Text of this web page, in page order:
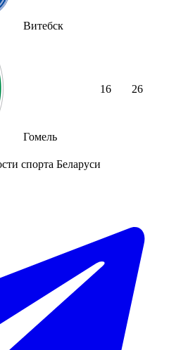
Витебск
Гомель
16 26
спорта Беларуси